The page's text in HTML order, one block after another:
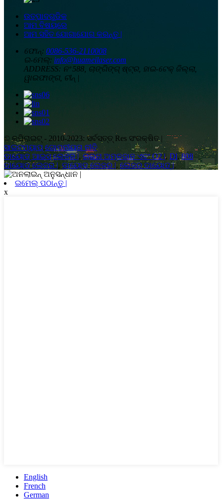
ଉତ୍ପାଦଗୁଡିକ
ଆମ ବିଷୟରେ
ଆମ ସହିତ ଯୋଗାଯୋଗ କରନ୍ତୁ |
ଫୋନ୍: 0086-536-2110008
ଇ-ମେଲ୍: info@huameilaser.com
ADDRESS: ନଂ 588, ଚାଙ୍ଗିଙ୍ଗ୍ ଷ୍ଟ୍ର, ହାଇ-ଟେକ୍ ଜିଲ୍ଲା,
ୱାଇଫାଙ୍ଗ, ଚୀନ୍ |
© କପିରାଇଟ୍ - 2010-2023: ସର୍ବସତ୍ତ୍ Res ସଂରକ୍ଷିତ |
ସାଇଟମ୍ୟାପ୍,ଗୋପନୀୟତା ନୀତି
ଡାୟୋଡ୍ ଆଇସ୍ ଲେଜର |,ଚାଇନା ଅମ୍ଳଜାନ ଏବଂ O2 |, Dl,808
ଡାୟୋଡ୍ ଲେଜର |, ଡାୟୋଡ୍ ଲେଜର |,ଲେଜର ଡାୟୋଡ୍ |,
ଇମେଲ୍ ପଠାନ୍ତୁ |
x
English
French
German